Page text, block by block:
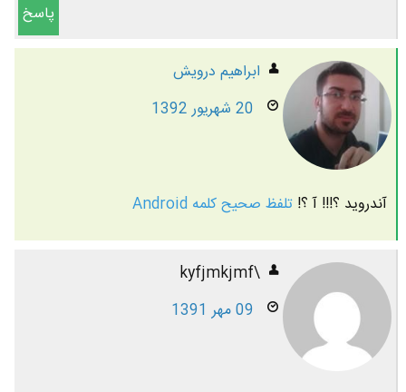
پاسخ
ابراهيم درويش
20 شهریور 1392
آندروید ؟!!! آ ؟! تلفظ صحیح کلمه Android
\kyfjmkjmf
09 مهر 1391